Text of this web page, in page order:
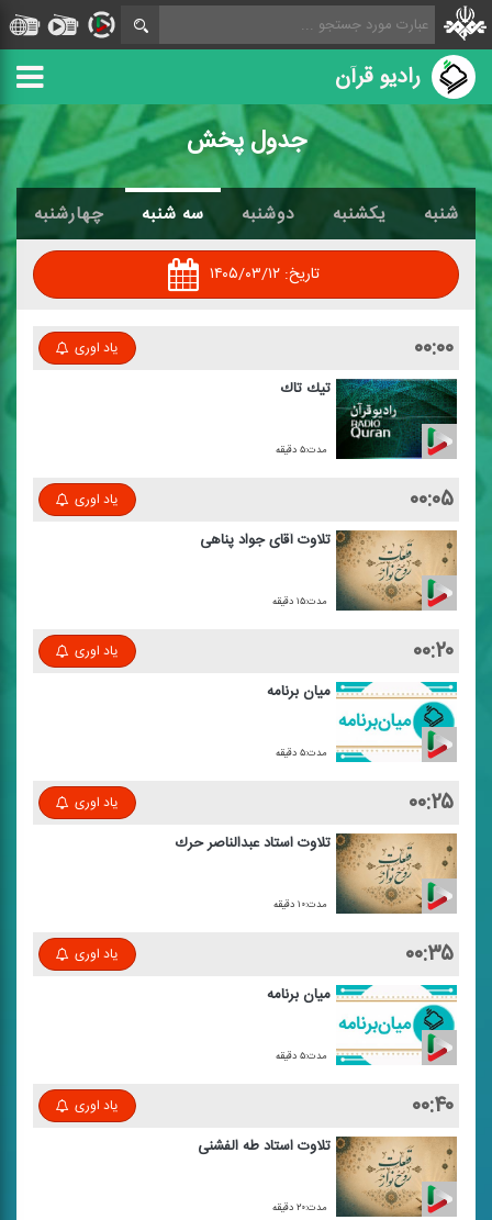
رادیو قرآن
جدول پخش
شنبه یکشنبه دوشنبه سه شنبه چهارشنبه
تاریخ: ۱۴۰۵/۰۳/۱۲
۰۰:۰۰ یاد اوری
تیك تاك
مدت:۵ دقیقه
۰۰:۰۵ یاد اوری
تلاوت آقای جواد پناهی
مدت:۱۵ دقیقه
۰۰:۲۰ یاد اوری
میان برنامه
مدت:۵ دقیقه
۰۰:۲۵ یاد اوری
تلاوت استاد عبدالناصر حرك
مدت:۱۰ دقیقه
۰۰:۳۵ یاد اوری
میان برنامه
مدت:۵ دقیقه
۰۰:۴۰ یاد اوری
تلاوت استاد طه الفشنی
مدت:۲۰ دقیقه